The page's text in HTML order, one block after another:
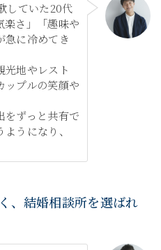
していた20代
楽さ」「趣味や
急に冷めてき
光地やレスト
ップルの笑顔や
をずっと共有で
うになり、
、結婚相談所を選ばれ